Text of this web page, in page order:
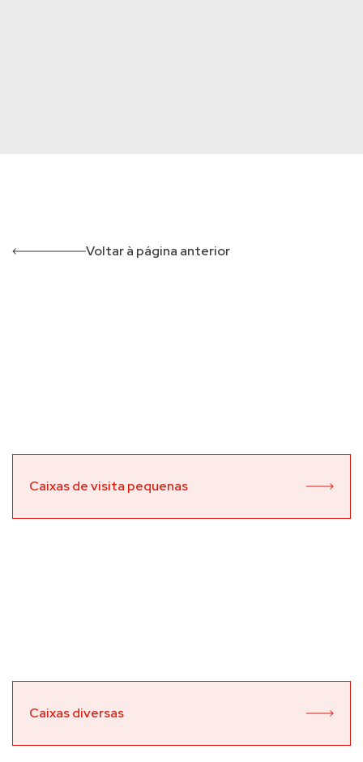
Voltar à página anterior
Caixas de visita pequenas
Caixas diversas